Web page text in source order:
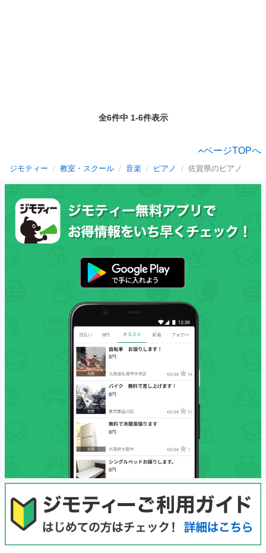
全6件中 1-6件表示
ページTOPへ
ジモティー 教室・スクール 音楽 ピアノ 佐賀県のピアノ